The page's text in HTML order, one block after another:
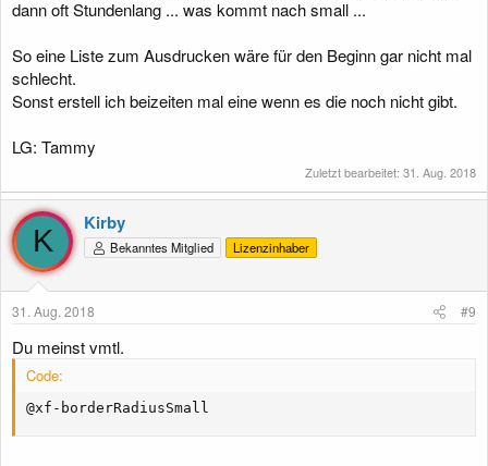
dann oft Stundenlang ... was kommt nach small ...
So eine Liste zum Ausdrucken wäre für den Beginn gar nicht mal
schlecht.
Sonst erstell ich beizeiten mal eine wenn es die noch nicht gibt.
LG: Tammy
Zuletzt bearbeitet: 31. Aug. 2018
K
Kirby
Bekanntes Mitglied Lizenzinhaber
31. Aug. 2018 #9
Du meinst vmtl.
Code:
@xf-borderRadiusSmall